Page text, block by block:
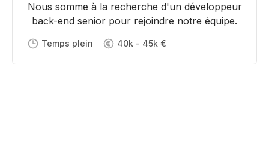
Nous somme à la recherche d'un développeur
back-end senior pour rejoindre notre équipe.
Temps plein 40k - 45k €